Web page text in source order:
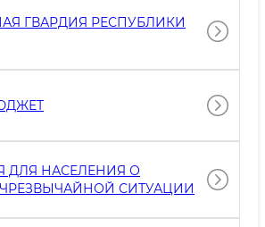
ГВАРДИЯ РЕСПУБЛИКИ
НАСЕЛЕНИЯ О
СИТУАЦИИ